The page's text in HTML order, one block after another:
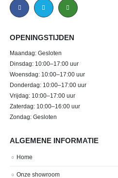
OPENINGSTIJDEN
Maandag: Gesloten
Dinsdag: 10:00–17:00 uur
Woensdag: 10:00–17:00 uur
Donderdag: 10:00–17:00 uur
Vrijdag: 10:00–17:00 uur
Zaterdag: 10:00–16:00 uur
Zondag: Gesloten
ALGEMENE INFORMATIE
Home
Onze showroom